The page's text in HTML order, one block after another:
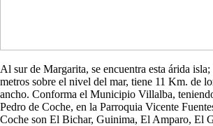
Al sur de Margarita, se encuentra esta árida
metros sobre el nivel del mar, tiene 11 Km. de
ancho. Conforma el Municipio Villalba,
Pedro de Coche, en la Parroquia Vicente
Coche son El Bichar, Guinima, El Amparo, El